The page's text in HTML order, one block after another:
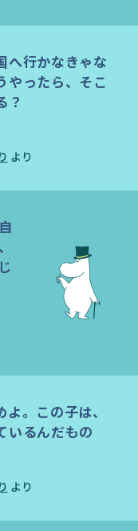
へ行かなきゃな
ったら、そこ
？
より
。この子は、
いるんだもの
より